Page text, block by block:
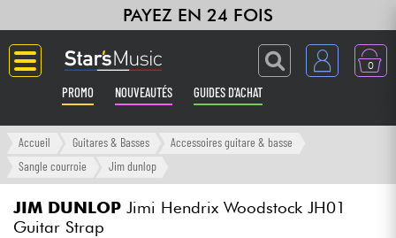
PAYEZ EN 24 FOIS
0
PROMO NOUVEAUTÉS GUIDES D'ACHAT
Langue
Amplis & Effets
Accueil Guitares & Basses
Accessoires guitare & basse
Sangle courroie
Jim dunlop
JIM DUNLOP Jimi Hendrix Woodstock JH01
Guitar Strap